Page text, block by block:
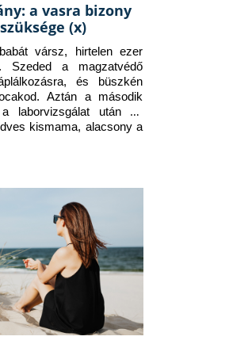
a vasra bizony
(x)
vársz, hirtelen ezer
Szeded a magzatvédő
és büszkén
Aztán a második
laborvizsgálat után az
kismama, alacsony a